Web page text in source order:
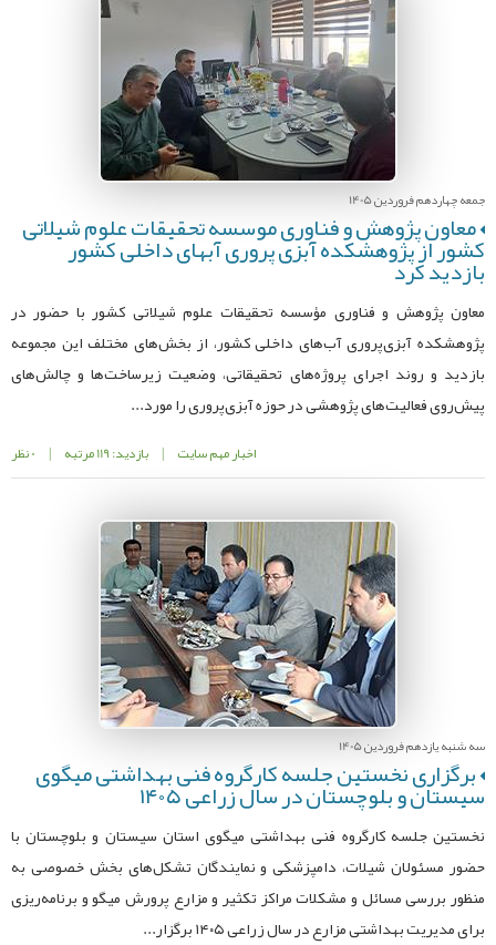
جمعه چهاردهم فروردین 1405
معاون پژوهش و فناوری موسسه تحقیقات علوم شیلاتی
کشور از پژوهشکده آبزی پروری آبهای داخلی کشور
بازدید کرد
معاون پژوهش و فناوری مؤسسه تحقیقات علوم شیلاتی کشور با حضور در
پژوهشکده آبزی‌پروری آب‌های داخلی کشور، از بخش‌های مختلف این مجموعه
بازدید و روند اجرای پروژه‌های تحقیقاتی، وضعیت زیرساخت‌ها و چالش‌های
پیش‌روی فعالیت‌های پژوهشی در حوزه آبزی‌پروری را مورد...
اخبار مهم سایت | بازدید: 119 مرتبه | 0 نظر
سه شنبه یازدهم فروردین 1405
برگزاری نخستین جلسه کارگروه فنی بهداشتی میگوی
سیستان و بلوچستان در سال زراعی ۱۴۰۵
نخستین جلسه کارگروه فنی بهداشتی میگوی استان سیستان و بلوچستان با
حضور مسئولان شیلات، دامپزشکی و نمایندگان تشکل‌های بخش خصوصی به
منظور بررسی مسائل و مشکلات مراکز تکثیر و مزارع پرورش میگو و برنامه‌ریزی
برای مدیریت بهداشتی مزارع در سال زراعی ۱۴۰۵ برگزار...